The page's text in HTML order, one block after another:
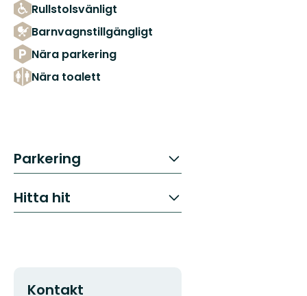
Rullstolsvänligt
Barnvagnstillgängligt
Nära parkering
Nära toalett
Parkering
Hitta hit
Kontakt